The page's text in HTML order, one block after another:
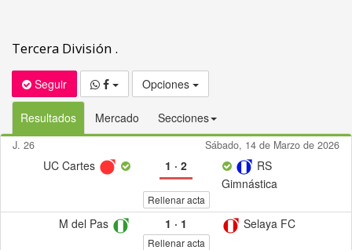
Tercera División .
Seguir Opciones
Resultados Mercado Secciones
J. 26 Sábado, 14 de Marzo de 2026
UC Cartes 1 · 2
RS
Gimnástica
Rellenar acta
M del Pas 1 · 1 Selaya FC
Rellenar acta